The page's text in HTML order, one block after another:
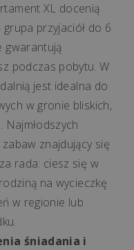
XL docenią
przyjaciół do 6
gwarantują
podczas pobytu. W
jest idealna do
w gronie bliskich,
Najmłodszych
znajdujący się
rada: ciesz się w
na wycieczkę
w regionie lub
śniadania i